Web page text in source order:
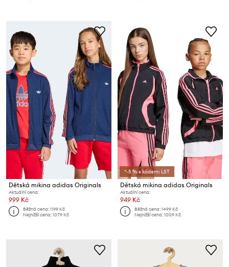
Dětská mikina adidas Originals
Aktuální cena:
999 Kč
Běžná cena:1199 Kč
Nejnižší cena:1079 Kč
*-5 % s kódem: LST
Dětská mikina adidas Originals
Aktuální cena:
949 Kč
Běžná cena:1499 Kč
Nejnižší cena:1009 Kč